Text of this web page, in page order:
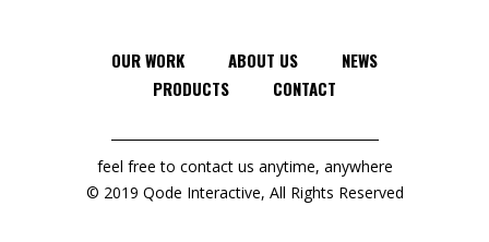
OUR WORK ABOUT US
NEWS
PRODUCTS
CONTACT
feel free to contact us anytime, anywhere
© 2019 Qode Interactive, All Rights Reserved